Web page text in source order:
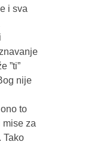
i sva
”ti”
nije
to
mise za
Tako